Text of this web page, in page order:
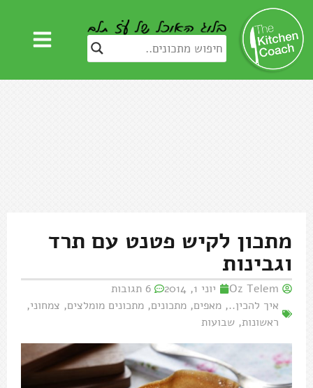
מתכון לקיש פטנט עם תרד
וגבינות
Oz Telem יוני 1, 2014
6 תגובות
איך להכין.., מאפים, מתכונים, מתכונים מומלצים, צמחוני,
ראשונות, שבועות